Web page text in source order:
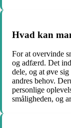
Hvad kan
For at overvinde
og adfærd. Det
dele, og at øve
andres behov.
personlige
småligheden, og